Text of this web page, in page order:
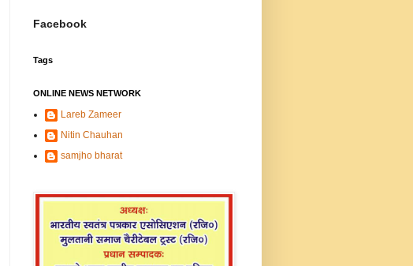
Facebook
Tags
ONLINE NEWS NETWORK
Lareb Zameer
Nitin Chauhan
samjho bharat